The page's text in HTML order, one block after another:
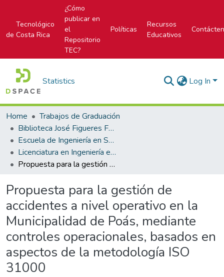
Tecnológico
de Costa Rica
¿Cómo
publicar en
el
Repositorio
TEC?
Políticas
Recursos
Educativos
Statistics Log In
Home
Trabajos de Graduación
Biblioteca José Figueres Ferrer
Escuela de Ingeniería en Seguridad Laboral e Higiene Ambiental
Licenciatura en Ingeniería en Seguridad Laboral e Higiene Ambiental
Propuesta para la gestión de accidentes a nivel operativo en la Municipalidad de Poás, mediante controles operacionales, basados en aspectos de la metodología ISO 31000
Propuesta para la gestión de
accidentes a nivel operativo en la
Municipalidad de Poás, mediante
controles operacionales, basados en
aspectos de la metodología ISO
31000